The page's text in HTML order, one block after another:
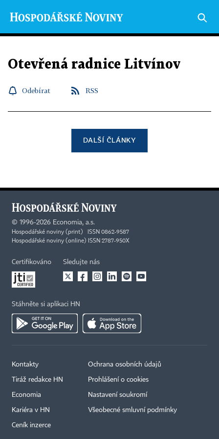
Otevřená radnice Litvínov
Odebírat RSS
DALŠÍ ČLÁNKY
© 1996-2026 Economia, a.s.
Hospodářské noviny (print) ISSN 0862-9587
Hospodářské noviny (online) ISSN 2787-950X
Certifikováno Sledujte nás
Stáhněte si aplikaci HN
Kontakty
Tiráž redakce HN
Economia
Kariéra v HN
Ceník inzerce
Ochrana osobních údajů
Prohlášení o cookies
Nastavení soukromí
Všeobecné smluvní podmínky